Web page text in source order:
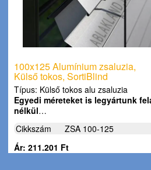
100x125 Alumínium zsaluzia,
Külső tokos, SortiBlind
Típus: Külső tokos alu zsaluzia
Egyedi méreteket is legyártunk
nélkül…
Cikkszám
ZSA 100-125
Ár: 211.201 Ft